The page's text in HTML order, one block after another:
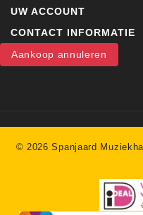
UW ACCOUNT
CONTACT INFORMATIE
Aankoop annuleren
© 2026 Spanjaard